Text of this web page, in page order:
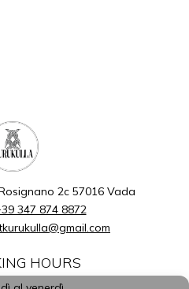
2c 57016 Vada
347 874 8872
HOURS